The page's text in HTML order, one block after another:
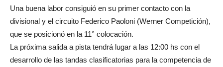
Una buena labor consiguió en su primer contacto con la
divisional y el circuito Federico Paoloni (Werner Competición),
que se posicionó en la 11° colocación.
La próxima salida a pista tendrá lugar a las 12:00 hs con el
desarrollo de las tandas clasificatorias para la competencia de